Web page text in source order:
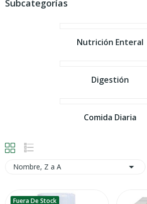
Subcategorías
Nutrición Enteral
Digestión
Comida Diaria
Nombre, Z a A 
Fuera De Stock